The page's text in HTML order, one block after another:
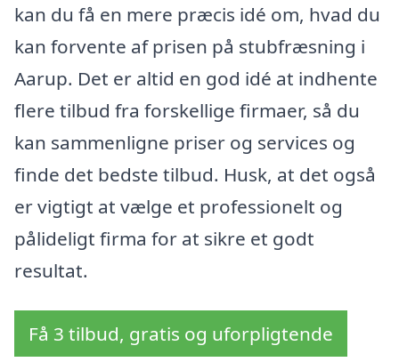
kan du få en mere præcis idé om, hvad du
kan forvente af prisen på stubfræsning i
Aarup. Det er altid en god idé at indhente
flere tilbud fra forskellige firmaer, så du
kan sammenligne priser og services og
finde det bedste tilbud. Husk, at det også
er vigtigt at vælge et professionelt og
pålideligt firma for at sikre et godt
resultat.
Få 3 tilbud, gratis og uforpligtende